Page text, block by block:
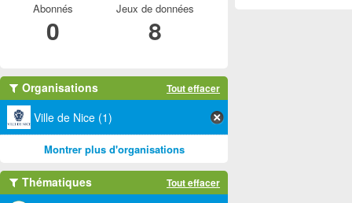
Abonnés
0
Jeux de données
8
Organisations Tout effacer
Ville de Nice (1)
Montrer plus d'organisations
Thématiques Tout effacer